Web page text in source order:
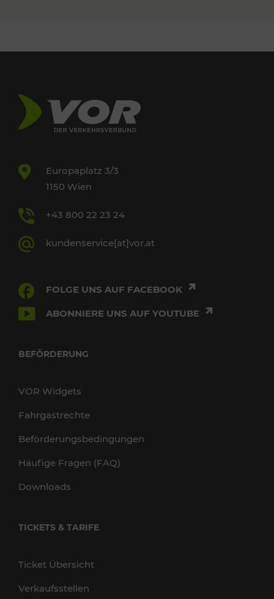
Europaplatz 3/3
1150 Wien
+43 800 22 23 24
kundenservice[at]vor.at
FOLGE UNS AUF FACEBOOK
ABONNIERE UNS AUF YOUTUBE
BEFÖRDERUNG
VOR Widgets
Fahrgastrechte
Beförderungsbedingungen
Häufige Fragen (FAQ)
Downloads
TICKETS & TARIFE
Ticket Übersicht
Verkaufsstellen